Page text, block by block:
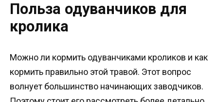
Польза одуванчиков для
кролика
Можно ли кормить одуванчиками кроликов и как
кормить правильно этой травой. Этот вопрос
волнует большинство начинающих заводчиков.